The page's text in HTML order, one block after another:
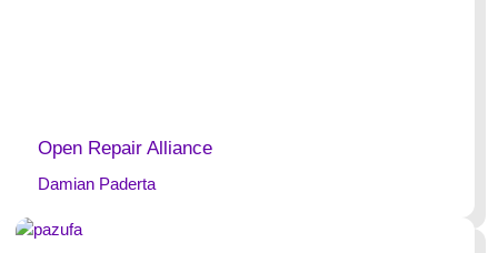
Open Repair Alliance
Damian Paderta